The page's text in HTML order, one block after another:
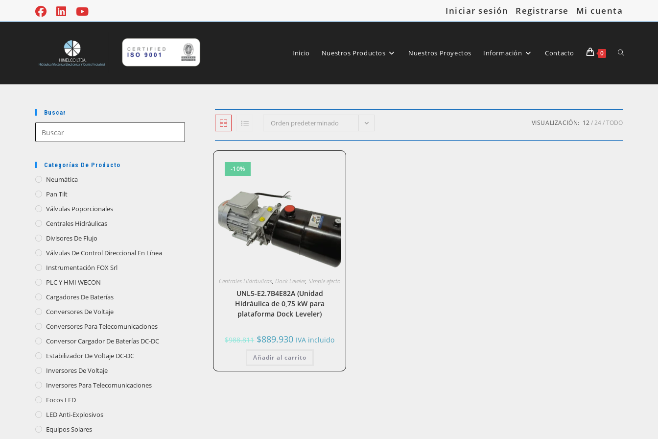
Iniciar sesión Registrarse Mi cuenta
Inicio Nuestros Productos Nuestros Proyectos Información Contacto 0 Alternar
Orden predeterminado VISUALIZACIÓN: 12 24 TODO
-10%
Centrales Hidráulicas, Dock Leveler, Simple efecto
UNL5-E2.7B4E82A (Unidad
Hidráulica de 0,75 kW para
plataforma Dock Leveler)
$988.811 El
precio
era:
$889.930El
precio
es:
IVA incluido
Añadir al carrito
Buscar
Categorías De Producto
Neumática
Pan Tilt
Válvulas Poporcionales
Centrales Hidráulicas
Divisores De Flujo
Válvulas De Control Direccional En Línea
Instrumentación FOX Srl
PLC Y HMI WECON
Cargadores De Baterías
Conversores De Voltaje
Conversores Para Telecomunicaciones
Conversor Cargador De Baterías DC-DC
Estabilizador De Voltaje DC-DC
Inversores De Voltaje
Inversores Para Telecomunicaciones
Focos LED
LED Anti-Explosivos
Equipos Solares